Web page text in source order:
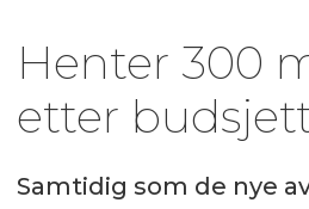
Henter 300
etter
Samtidig som de nye